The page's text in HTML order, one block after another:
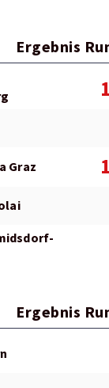
Ergebnis
Graz
Ergebnis